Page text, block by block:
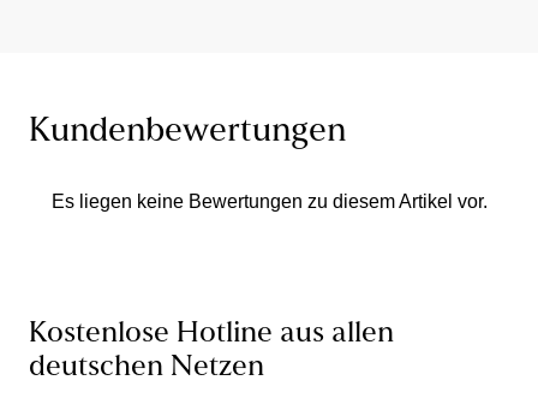
Kundenbewertungen
Es liegen keine Bewertungen zu diesem Artikel vor.
Kostenlose Hotline aus allen
deutschen Netzen